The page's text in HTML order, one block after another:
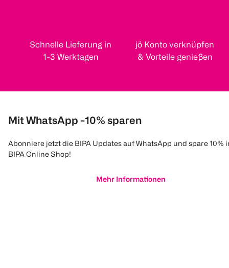
Schnelle Lieferung in
1-3 Werktagen
jö Konto verknüpfen
& Vorteile genießen
Mit WhatsApp -10% sparen
Abonniere jetzt die BIPA Updates auf WhatsApp und spare 10%
BIPA Online Shop!
Mehr Informationen